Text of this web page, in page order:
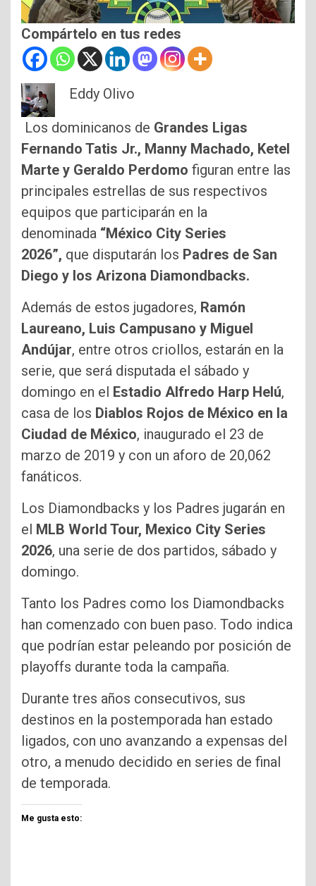
Compártelo en tus redes
Eddy Olivo
Los dominicanos de Grandes Ligas
Fernando Tatis Jr., Manny Machado, Ketel
Marte y Geraldo Perdomo figuran entre las
principales estrellas de sus respectivos
equipos que participarán en la
denominada “México City Series
2026”, que disputarán los Padres de San
Diego y los Arizona Diamondbacks.
Además de estos jugadores, Ramón
Laureano, Luis Campusano y Miguel
Andújar, entre otros criollos, estarán en la
serie, que será disputada el sábado y
domingo en el Estadio Alfredo Harp Helú,
casa de los Diablos Rojos de México en la
Ciudad de México, inaugurado el 23 de
marzo de 2019 y con un aforo de 20,062
fanáticos.
Los Diamondbacks y los Padres jugarán en
el MLB World Tour, Mexico City Series
2026, una serie de dos partidos, sábado y
domingo.
Tanto los Padres como los Diamondbacks
han comenzado con buen paso. Todo indica
que podrían estar peleando por posición de
playoffs durante toda la campaña.
Durante tres años consecutivos, sus
destinos en la postemporada han estado
ligados, con uno avanzando a expensas del
otro, a menudo decidido en series de final
de temporada.
Me gusta esto: